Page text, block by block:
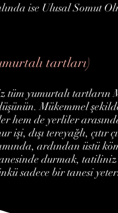
ise Ulusal Somut
tartları)
tüm yumurtalı tartların
Mükemmel
hem de yerliler
dışı tereyağlı, çıtır
ardından üstü
durmak,
sadece bir tanesi